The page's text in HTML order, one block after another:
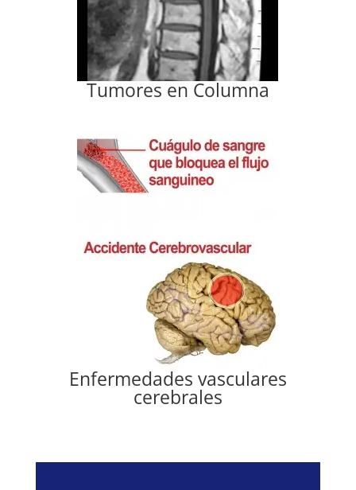
Tumores en Columna
Enfermedades vasculares
cerebrales